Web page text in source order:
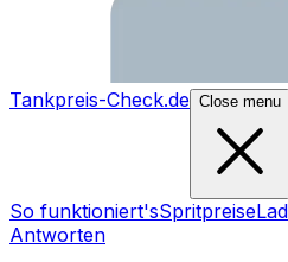
Tankpreis-Check.de Close menu
So funktioniert'sSpritpreise
Antworten